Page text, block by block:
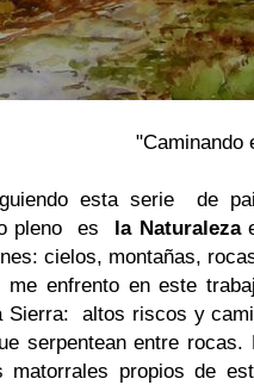
esta serie de
pleno es la Naturaleza
cielos, montañas,
me enfrento en este
Sierra: altos riscos y
serpentean entre rocas.
matorrales propios de